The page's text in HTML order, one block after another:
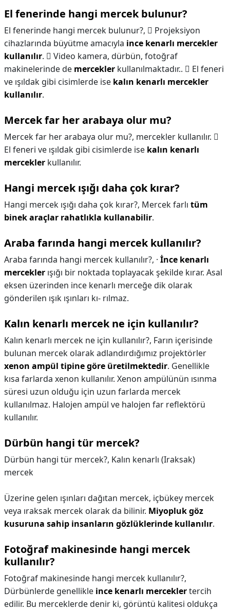
El fenerinde hangi mercek bulunur?
El fenerinde hangi mercek bulunur?,  Projeksiyon
cihazlarında büyütme amacıyla ince kenarlı mercekler
kullanılır.  Video kamera, dürbün, fotoğraf
makinelerinde de mercekler kullanılmaktadır..  El feneri
ve ışıldak gibi cisimlerde ise kalın kenarlı mercekler
kullanılır.
Mercek far her arabaya olur mu?
Mercek far her arabaya olur mu?, mercekler kullanılır. 
El feneri ve ışıldak gibi cisimlerde ise kalın kenarlı
mercekler kullanılır.
Hangi mercek ışığı daha çok kırar?
Hangi mercek ışığı daha çok kırar?, Mercek farlı tüm
binek araçlar rahatlıkla kullanabilir.
Araba farında hangi mercek kullanılır?
Araba farında hangi mercek kullanılır?, · İnce kenarlı
mercekler ışığı bir noktada toplayacak şekilde kırar. Asal
eksen üzerinden ince kenarlı merceğe dik olarak
gönderilen ışık ışınları kı- rılmaz.
Kalın kenarlı mercek ne için kullanılır?
Kalın kenarlı mercek ne için kullanılır?, Farın içerisinde
bulunan mercek olarak adlandırdığımız projektörler
xenon ampül tipine göre üretilmektedir. Genellikle
kısa farlarda xenon kullanılır. Xenon ampülünün ısınma
süresi uzun olduğu için uzun farlarda mercek
kullanılmaz. Halojen ampül ve halojen far reflektörü
kullanılır.
Dürbün hangi tür mercek?
Dürbün hangi tür mercek?, Kalın kenarlı (Iraksak)
mercek
Üzerine gelen ışınları dağıtan mercek, içbükey mercek
veya ıraksak mercek olarak da bilinir. Miyopluk göz
kusuruna sahip insanların gözlüklerinde kullanılır.
Fotoğraf makinesinde hangi mercek
kullanılır?
Fotoğraf makinesinde hangi mercek kullanılır?,
Dürbünlerde genellikle ince kenarlı merceklertercih
edilir. Bu merceklerde denir ki, görüntü kalitesi oldukça